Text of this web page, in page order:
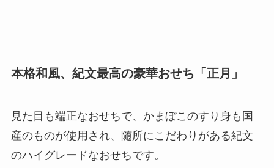
本格和風、紀文最高の豪華おせち「正月」
見た目も端正なおせちで、かまぼこのすり身も国
産のものが使用され、随所にこだわりがある紀文
のハイグレードなおせちです。